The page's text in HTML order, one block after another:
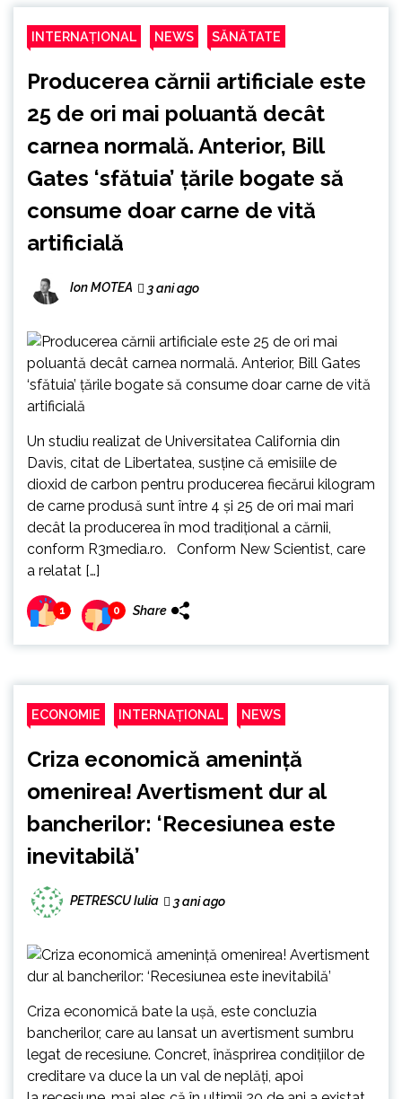
INTERNAȚIONAL NEWS SĂNĂTATE
Producerea cărnii artificiale este
25 de ori mai poluantă decât
carnea normală. Anterior, Bill
Gates ‘sfătuia’ țările bogate să
consume doar carne de vită
artificială
Ion MOTEA 3 ani ago
Un studiu realizat de Universitatea California din
Davis, citat de Libertatea, susține că emisiile de
dioxid de carbon pentru producerea fiecărui kilogram
de carne produsă sunt între 4 și 25 de ori mai mari
decât la producerea în mod tradițional a cărnii,
conform R3media.ro. Conform New Scientist, care
a relatat […]
1 0 Share
ECONOMIE INTERNAȚIONAL NEWS
Criza economică amenință
omenirea! Avertisment dur al
bancherilor: ‘Recesiunea este
inevitabilă’
PETRESCU Iulia 3 ani ago
Criza economică bate la ușă, este concluzia
bancherilor, care au lansat un avertisment sumbru
legat de recesiune. Concret, înăsprirea condițiilor de
creditare va duce la un val de neplăți, apoi